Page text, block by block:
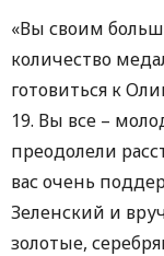
«Вы своим
количество
готовиться к
19. Вы все –
преодолели
вас очень
Зеленский и
золотые,